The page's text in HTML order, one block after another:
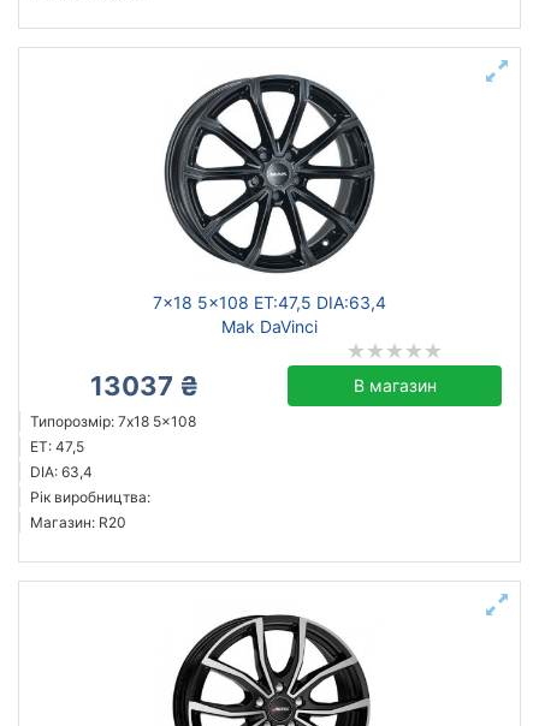
7x18 5x108 ET:47,5 DIA:63,4
Mak DaVinci
13037 ₴ В магазин
Типорозмір: 7x18 5x108
ET: 47,5
DIA: 63,4
Рік виробництва:
Магазин: R20